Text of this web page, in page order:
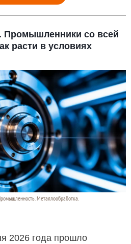
Промышленники со всей
расти в условиях
Металлообработка.
2026 года прошло